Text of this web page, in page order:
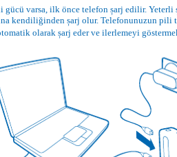
gücü varsa, ilk önce telefon șarj edilir. Yeterli
kendiliğinden șarj olur. Telefonunuzun pili
olarak șarj eder ve ilerlemeyi